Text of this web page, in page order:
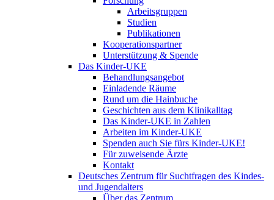
Arbeitsgruppen
Studien
Publikationen
Kooperationspartner
Unterstützung & Spende
Das Kinder-UKE
Behandlungsangebot
Einladende Räume
Rund um die Hainbuche
Geschichten aus dem Klinikalltag
Das Kinder-UKE in Zahlen
Arbeiten im Kinder-UKE
Spenden auch Sie fürs Kinder-UKE!
Für zuweisende Ärzte
Kontakt
Deutsches Zentrum für Suchtfragen des Kindes-
und Jugendalters
Über das Zentrum